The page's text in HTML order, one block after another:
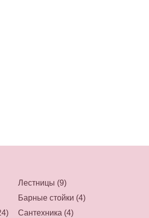
Лестницы (9)
Барные стойки (4)
Сантехника (4)